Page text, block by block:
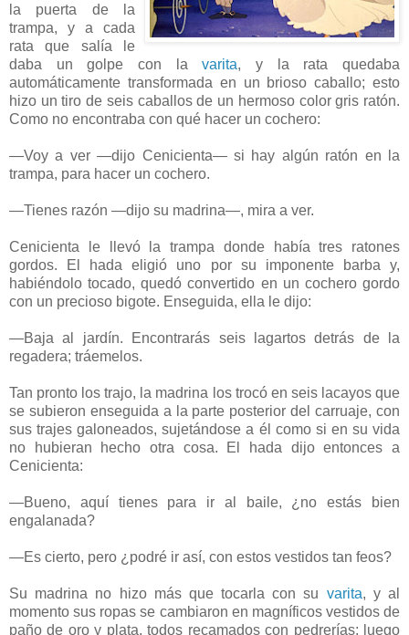
la puerta de la
trampa, y a cada
rata que salía le
daba un golpe con lavarita, y la rata quedaba
automáticamente transformada en un brioso caballo; esto
hizo un tiro de seis caballos de un hermoso color gris ratón.
Como no encontraba con qué hacer un cochero:
—Voy a ver —dijo Cenicienta— si hay algún ratón en la
trampa, para hacer un cochero.
—Tienes razón —dijo su madrina—, mira a ver.
Cenicienta le llevó la trampa donde había tres ratones
gordos. El hada eligió uno por su imponente barba y,
habiéndolo tocado, quedó convertido en un cochero gordo
con un precioso bigote. Enseguida, ella le dijo:
—Baja al jardín. Encontrarás seis lagartos detrás de la
regadera; tráemelos.
Tan pronto los trajo, la madrina los trocó en seis lacayos que
se subieron enseguida a la parte posterior del carruaje, con
sus trajes galoneados, sujetándose a él como si en su vida
no hubieran hecho otra cosa. El hada dijo entonces a
Cenicienta:
—Bueno, aquí tienes para ir al baile, ¿no estás bien
engalanada?
—Es cierto, pero ¿podré ir así, con estos vestidos tan feos?
Su madrina no hizo más que tocarla con su varita, y al
momento sus ropas se cambiaron en magníficos vestidos de
paño de oro y plata, todos recamados con pedrerías; luego